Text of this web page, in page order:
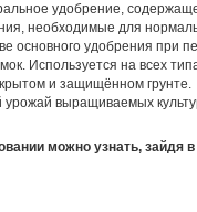
удобрение,
необходимые для
основного удобрения при
Используется на всех
и защищённом грунте.
урожай выращиваемых
можно узнать, зайдя в